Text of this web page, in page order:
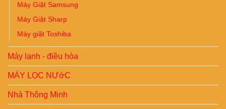
Máy Giặt Samsung
Máy Giặt Sharp
Máy giặt Toshiba
Máy lạnh - điều hòa
MÁY LỌC NƯớC
Nhà Thông Minh